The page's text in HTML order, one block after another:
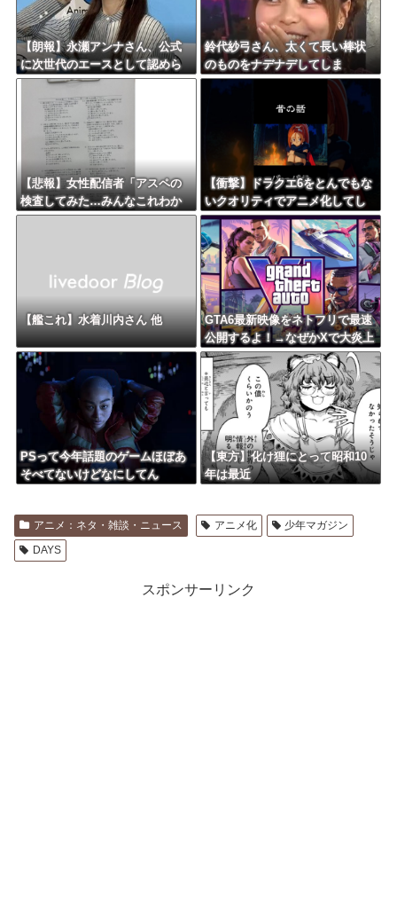
【朗報】永瀬アンナさん、公式
に次世代のエースとして認めら
れる
鈴代紗弓さん、太くて長い棒状
のものをナデナデしてしま
う・・・
【悲報】女性配信者「アスペの
検査してみた…みんなこれわか
るの？」
【衝撃】ドラクエ6をとんでもな
いクオリティでアニメ化してし
まったAI動画がこちら！！！
【艦これ】水着川内さん 他
GTA6最新映像をネトフリで最速
公開するよ！→なぜかXで大炎上
中wwwwwwwwwwww
PSって今年話題のゲームほぼあ
そべてないけどなにしてん
【東方】化け狸にとって昭和10
年は最近
アニメ：ネタ・雑談・ニュース アニメ化
少年マガジン
DAYS
スポンサーリンク